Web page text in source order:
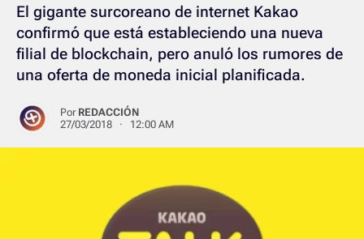
El gigante surcoreano de internet Kakao
confirmó que está estableciendo una nueva
filial de blockchain, pero anuló los rumores de
una oferta de moneda inicial planificada.
Por REDACCIÓN
27/03/2018 · 12:00 AM